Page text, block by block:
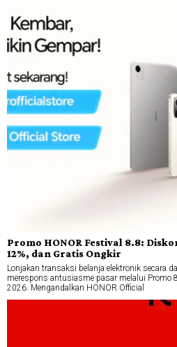
Promo HONOR Festival 8.8:
12%, dan Gratis Ongkir
Lonjakan transaksi belanja elektronik secara
merespons antusiasme pasar melalui Promo
2026. Mengandalkan HONOR Official